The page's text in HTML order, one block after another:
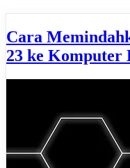
Cara
23 ke Komputer